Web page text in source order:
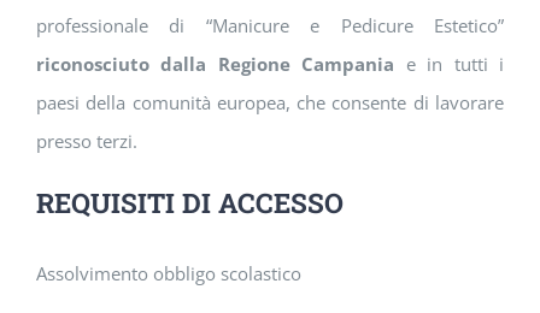
professionale di “Manicure e Pedicure Estetico”
riconosciuto dalla Regione Campania e in tutti i
paesi della comunità europea, che consente di lavorare
presso terzi.
REQUISITI DI ACCESSO
Assolvimento obbligo scolastico